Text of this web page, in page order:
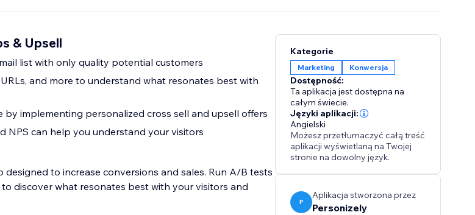
& Upsell
list with only quality potential customers
and more to understand what resonates best with
implementing personalized cross sell and upsell offers
NPS can help you understand your visitors
designed to increase conversions and sales. Run A/B tests
discover what resonates best with your visitors and
Kategorie
Marketing Konwersja
Dostępność:
Ta aplikacja jest dostępna na
całym świecie.
Języki aplikacji:
Angielski
Możesz przetłumaczyć całą treść
aplikacji wyświetlaną na Twojej
stronie na dowolny język.
P
Aplikacja stworzona przez
Personizely